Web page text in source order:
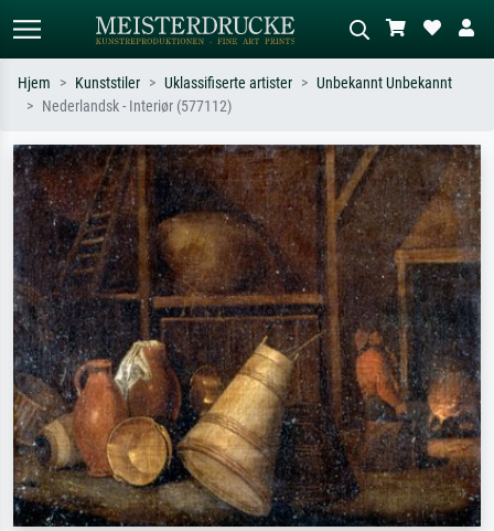
Søk etter kunstner, tittel eller stil – for
eksempel Monet, Stjernenatt,
impresjonisme, Hokusai-bølgen, akt.
Beskriv scenen – for eksempel grønn
eng, abstrakt med mye rødt, mørkt
oljemaleri, stående akt ved et tre.
Hjem Kunststiler Uklassifiserte artister
Unbekannt Unbekannt
Nederlandsk - Interiør (577112)